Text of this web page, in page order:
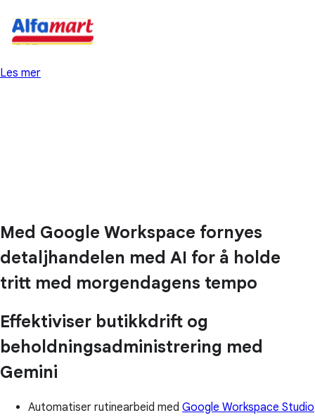
Les mer
Med Google Workspace fornyes
detaljhandelen med AI for å holde
tritt med morgendagens tempo
Effektiviser butikkdrift og
beholdningsadministrering med
Gemini
Automatiser rutinearbeid med Google Workspace Studio